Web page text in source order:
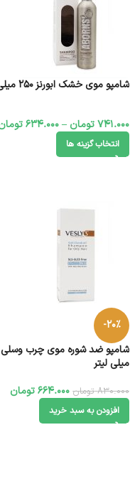
شامپو موی خشک ابورنز 250 میلی لیتر
741.000 تومان –
634.000
انتخاب گزینه ها
-20%
میلی لیتر
830.000 تومان 664.000 تومان
افزودن به سبد خرید